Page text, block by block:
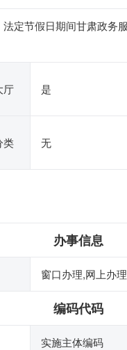
法定节假日期间甘肃政
厅 是
类 无
办事信息
窗口办理,网上办理
编码代码
实施主体编码